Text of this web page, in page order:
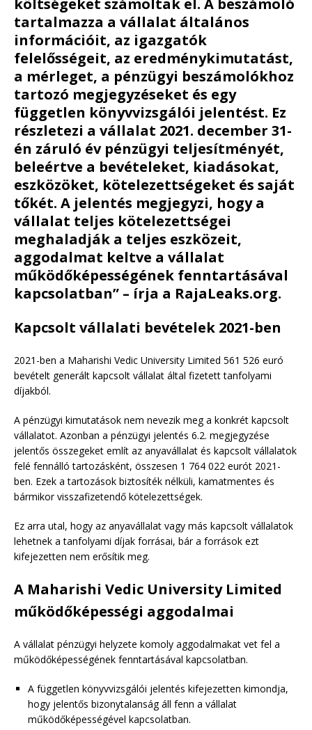
tartalmazza a vállalat általános
információit, az igazgatók
felelősségeit, az eredménykimutatást,
a mérleget, a pénzügyi beszámolókhoz
tartozó megjegyzéseket és egy
független könyvvizsgálói jelentést. Ez
részletezi a vállalat 2021. december 31-
én záruló év pénzügyi teljesítményét,
beleértve a bevételeket, kiadásokat,
eszközöket, kötelezettségeket és saját
tőkét. A jelentés megjegyzi, hogy a
vállalat teljes kötelezettségei
meghaladják a teljes eszközeit,
aggodalmat keltve a vállalat
működőképességének fenntartásával
kapcsolatban” – írja a RajaLeaks.org.
Kapcsolt vállalati bevételek 2021-ben
2021-ben a Maharishi Vedic University Limited 561 526 euró
bevételt generált kapcsolt vállalat által fizetett tanfolyami
díjakból.
A pénzügyi kimutatások nem nevezik meg a konkrét kapcsolt
vállalatot. Azonban a pénzügyi jelentés 6.2. megjegyzése
jelentős összegeket említ az anyavállalat és kapcsolt vállalatok
felé fennálló tartozásként, összesen 1 764 022 eurót 2021-
ben. Ezek a tartozások biztosíték nélküli, kamatmentes és
bármikor visszafizetendő kötelezettségek.
Ez arra utal, hogy az anyavállalat vagy más kapcsolt vállalatok
lehetnek a tanfolyami díjak forrásai, bár a források ezt
kifejezetten nem erősítik meg.
A Maharishi Vedic University Limited
működőképességi aggodalmai
A vállalat pénzügyi helyzete komoly aggodalmakat vet fel a
működőképességének fenntartásával kapcsolatban.
A független könyvvizsgálói jelentés kifejezetten kimondja,
hogy jelentős bizonytalanság áll fenn a vállalat
működőképességével kapcsolatban.